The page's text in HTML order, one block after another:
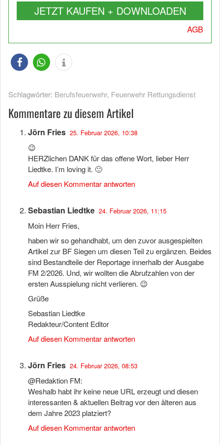
JETZT KAUFEN + DOWNLOADEN
AGB
Schlagwörter: Berufsfeuerwehr, Feuerwehr Rettungsdienst
Kommentare zu diesem Artikel
Jörn Fries 25. Februar 2026, 10:38
😉
HERZlichen DANK für das offene Wort, lieber Herr
Liedtke. I’m loving it. 🙂
Auf diesen Kommentar antworten
Sebastian Liedtke 24. Februar 2026, 11:15
Moin Herr Fries,
haben wir so gehandhabt, um den zuvor ausgespielten
Artikel zur BF Siegen um diesen Teil zu ergänzen. Beides
sind Bestandteile der Reportage innerhalb der Ausgabe
FM 2/2026. Und, wir wollten die Abrufzahlen von der
ersten Ausspielung nicht verlieren. 😉
Grüße
Sebastian Liedtke
Redakteur/Content Editor
Auf diesen Kommentar antworten
Jörn Fries 24. Februar 2026, 08:53
@Redaktion FM:
Weshalb habt ihr keine neue URL erzeugt und diesen
interessanten & aktuellen Beitrag vor den älteren aus
dem Jahre 2023 platziert?
Auf diesen Kommentar antworten